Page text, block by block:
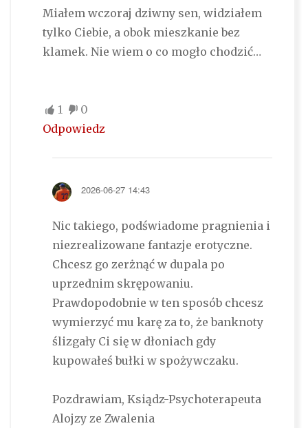
Miałem wczoraj dziwny sen, widziałem
tylko Ciebie, a obok mieszkanie bez
klamek. Nie wiem o co mogło chodzić…
1
0
Odpowiedz
2026-06-27 14:43
Nic takiego, podświadome pragnienia i
niezrealizowane fantazje erotyczne.
Chcesz go zerżnąć w dupala po
uprzednim skrępowaniu.
Prawdopodobnie w ten sposób chcesz
wymierzyć mu karę za to, że banknoty
ślizgały Ci się w dłoniach gdy
kupowałeś bułki w spożywczaku.
Pozdrawiam, Ksiądz-Psychoterapeuta
Alojzy ze Zwalenia